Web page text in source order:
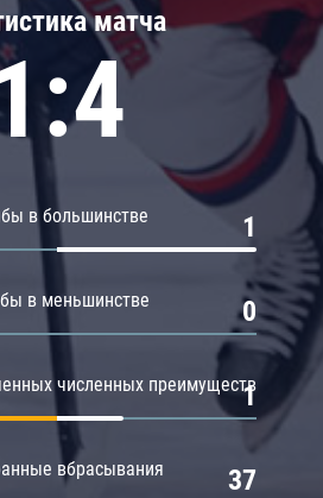
матча
в большинстве 1
в меньшинстве 0
численных преимуществ
1
вбрасывания 37